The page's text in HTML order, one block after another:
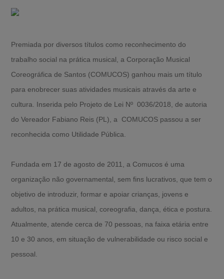
Premiada por diversos títulos como reconhecimento do
trabalho social na prática musical, a Corporação Musical
Coreográfica de Santos (COMUCOS) ganhou mais um título
para enobrecer suas atividades musicais através da arte e
cultura. Inserida pelo Projeto de Lei Nº 0036/2018, de autoria
do Vereador Fabiano Reis (PL), a COMUCOS passou a ser
reconhecida como Utilidade Pública.
Fundada em 17 de agosto de 2011, a Comucos é uma
organização não governamental, sem fins lucrativos, que tem o
objetivo de introduzir, formar e apoiar crianças, jovens e
adultos, na prática musical, coreografia, dança, ética e postura.
Atualmente, atende cerca de 70 pessoas, na faixa etária entre
10 e 30 anos, em situação de vulnerabilidade ou risco social e
pessoal.